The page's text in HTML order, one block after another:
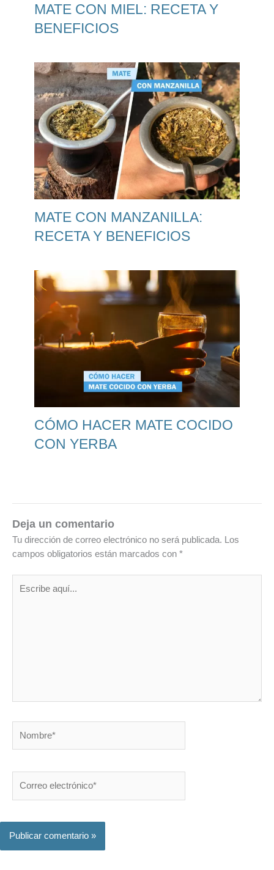
MATE CON MIEL: RECETA Y
BENEFICIOS
MATE CON MANZANILLA:
RECETA Y BENEFICIOS
CÓMO HACER MATE COCIDO
CON YERBA
Deja un comentario
Tu dirección de correo electrónico no será publicada.
Los
campos obligatorios están marcados con *
aquí...
electrónico*